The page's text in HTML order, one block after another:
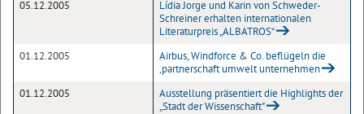
05.12.2005
Lídia Jorge und Karin von Schweder-
Schreiner erhalten internationalen
Literaturpreis „ALBATROS“
01.12.2005
Airbus, Windforce & Co. beflügeln die
‚partnerschaft umwelt unternehmen
01.12.2005
Ausstellung präsentiert die Highlights der
„Stadt der Wissenschaft"